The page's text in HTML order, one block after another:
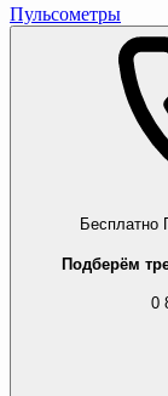
Пульсометры
Бесплатно
Подберём
0